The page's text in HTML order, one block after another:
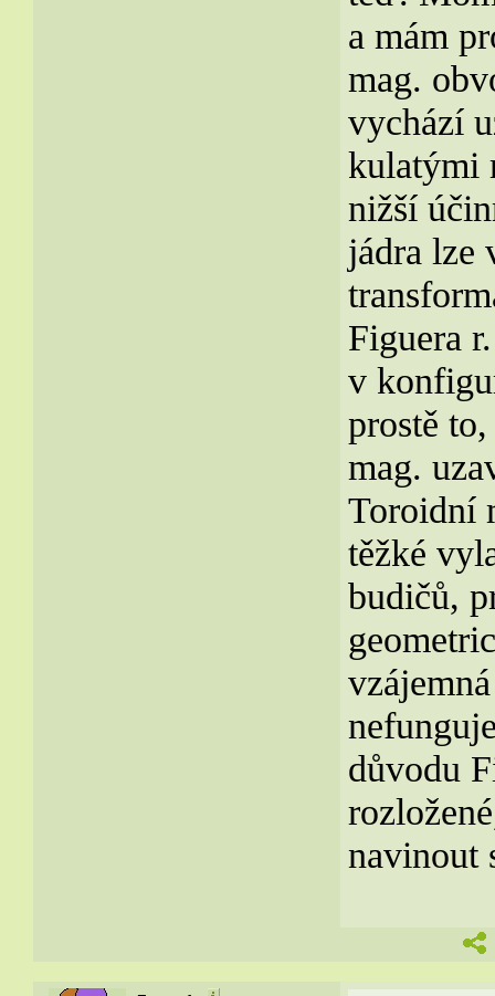
a mám
mag.
vychází
kulatými
nižší
jádra lze
Figuera
v
prostě
mag.
Toroidní
těžké
budičů,
důvodu
navinout